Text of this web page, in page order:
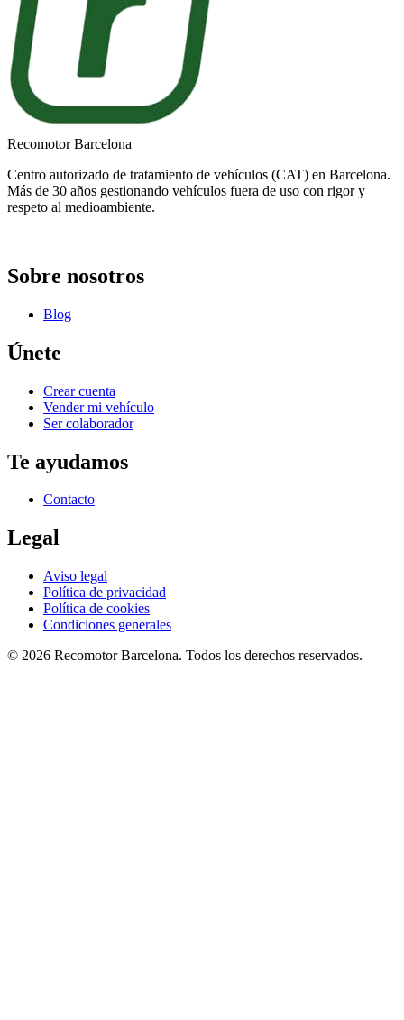
Recomotor Barcelona
Centro autorizado de tratamiento de vehículos (CAT) en Barcelona.
Más de 30 años gestionando vehículos fuera de uso con rigor y
respeto al medioambiente.
Sobre nosotros
Blog
Únete
Crear cuenta
Vender mi vehículo
Ser colaborador
Te ayudamos
Contacto
Legal
Aviso legal
Política de privacidad
Política de cookies
Condiciones generales
© 2026 RecomotorBarcelona. Todos los derechos reservados.